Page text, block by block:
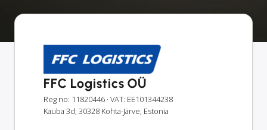
FFC Logistics OÜ
Reg no: 11820446 · VAT: EE101344238
Kauba 3d, 30328 Kohta-Järve, Estonia